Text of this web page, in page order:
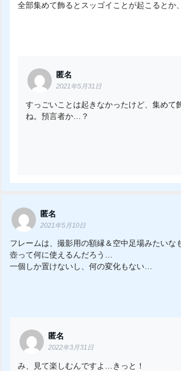
全部集めて飾るとスッゴイことが起こるとか
匿名
2021年5月31日
すっごいことは起きなかったけど、集めて
ね。預言者か…？
匿名
2021年5月10日
フレームは、撮影用の額縁＆空中足場みたいな
壺って何に使えるんだろう…
一個しか置けないし、何の変化もない…
匿名
2022年3月31日
み、見て楽しむんですよ…きっと！